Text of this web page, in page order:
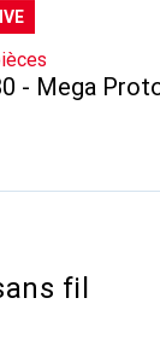
- Mega
fil